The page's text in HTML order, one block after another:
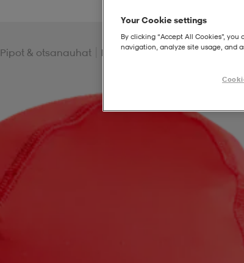
Pipot & otsanauhat Betula Beanie
Your Cookie settings
By clicking “Accept All Cookies”,
navigation, analyze site usage, and